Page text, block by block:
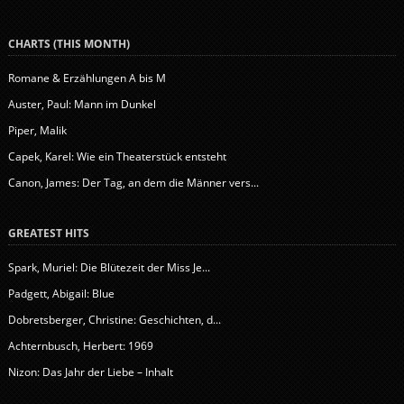
CHARTS (THIS MONTH)
Romane & Erzählungen A bis M
Auster, Paul: Mann im Dunkel
Piper, Malik
Capek, Karel: Wie ein Theaterstück entsteht
Canon, James: Der Tag, an dem die Männer vers...
GREATEST HITS
Spark, Muriel: Die Blütezeit der Miss Je...
Padgett, Abigail: Blue
Dobretsberger, Christine: Geschichten, d...
Achternbusch, Herbert: 1969
Nizon: Das Jahr der Liebe – Inhalt